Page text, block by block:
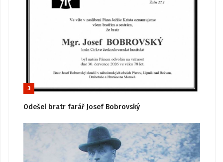
3
Odešel bratr farář Josef Bobrovský